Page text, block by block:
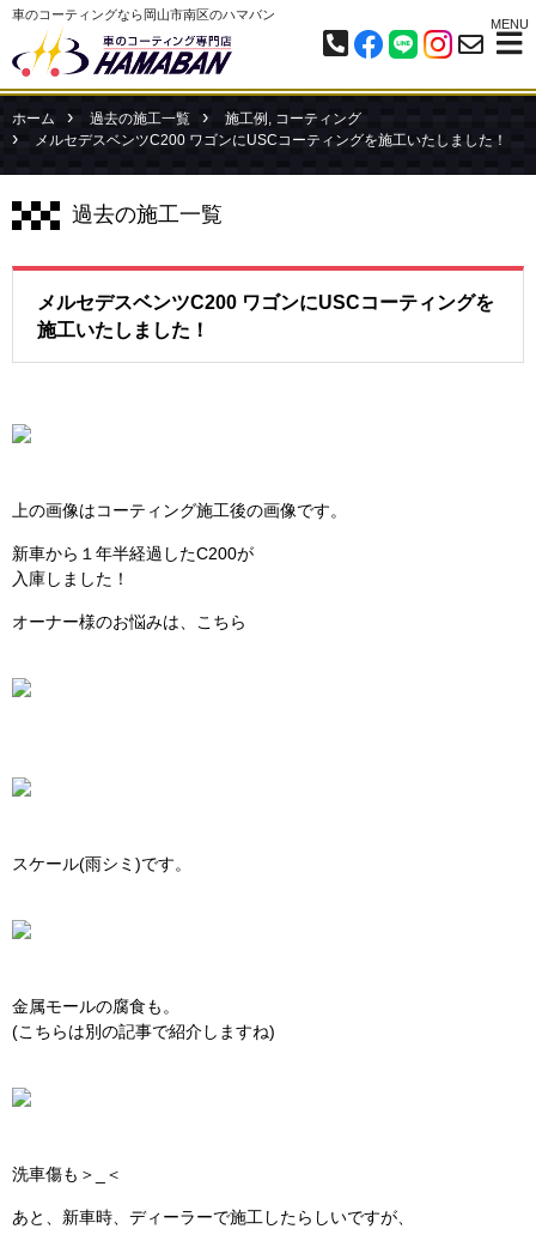
車のコーティングなら岡山市南区のハマバン
MENU
ホーム 過去の施工一覧 施工例 , コーティング
メルセデスベンツC200 ワゴンにUSCコーティングを施工いたしました！
過去の施工一覧
メルセデスベンツC200 ワゴンにUSCコーティングを
施工いたしました！
上の画像はコーティング施工後の画像です。
新車から１年半経過したC200が
入庫しました！
オーナー様のお悩みは、こちら
スケール(雨シミ)です。
金属モールの腐食も。
(こちらは別の記事で紹介しますね)
洗車傷も＞_＜
あと、新車時、ディーラーで施工したらしいですが、